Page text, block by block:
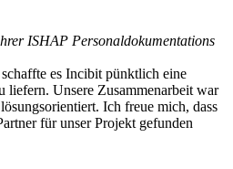
ISHAP Personaldokumentations
es Incibit pünktlich eine
liefern. Unsere Zusammenarbeit war
Ich freue mich, dass
für unser Projekt gefunden